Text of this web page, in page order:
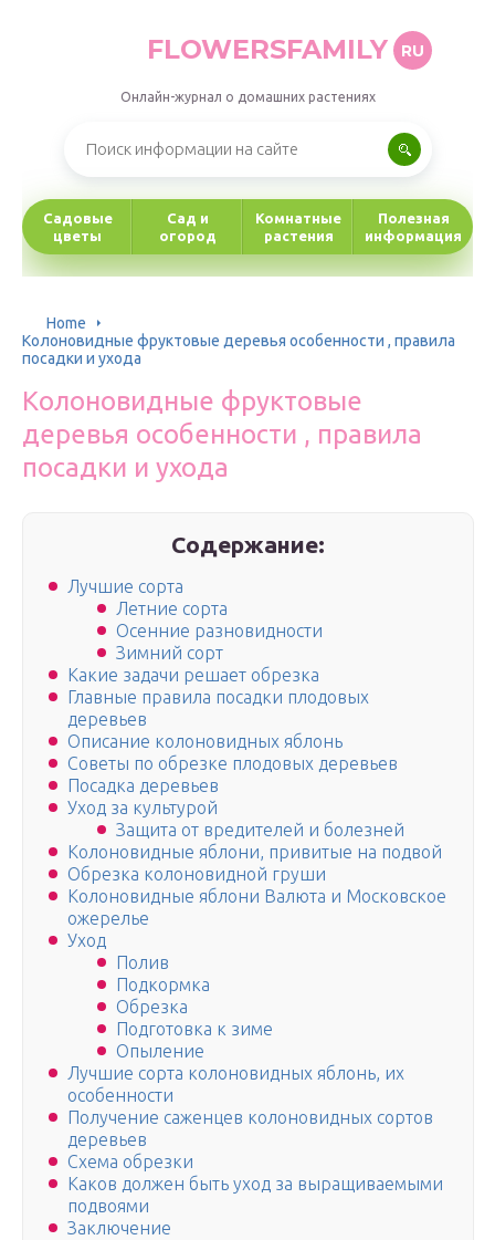
FLOWERSFAMILY RU
Онлайн-журнал о домашних растениях
Садовые
цветы
Сад и
огород
Комнатные
растения
Полезная
информация
Home
Колоновидные фруктовые деревья особенности , правила
посадки и ухода
Колоновидные фруктовые
деревья особенности , правила
посадки и ухода
Содержание:
Лучшие сорта
Летние сорта
Осенние разновидности
Зимний сорт
Какие задачи решает обрезка
Главные правила посадки плодовых
деревьев
Описание колоновидных яблонь
Советы по обрезке плодовых деревьев
Посадка деревьев
Уход за культурой
Защита от вредителей и болезней
Колоновидные яблони, привитые на подвой
Обрезка колоновидной груши
Колоновидные яблони Валюта и Московское
ожерелье
Уход
Полив
Подкормка
Обрезка
Подготовка к зиме
Опыление
Лучшие сорта колоновидных яблонь, их
особенности
Получение саженцев колоновидных сортов
деревьев
Схема обрезки
Каков должен быть уход за выращиваемыми
подвоями
Заключение